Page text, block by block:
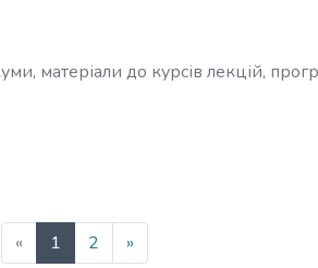
матеріали до курсів лекцій,
« 1(current)
2 »